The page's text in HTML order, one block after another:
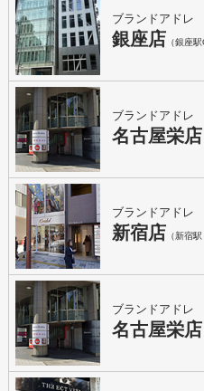
ブランドアドレ
銀座店 （銀座
ブランドアドレ
名古屋栄店
ブランドアドレ
新宿店 （新宿
ブランドアドレ
名古屋栄店